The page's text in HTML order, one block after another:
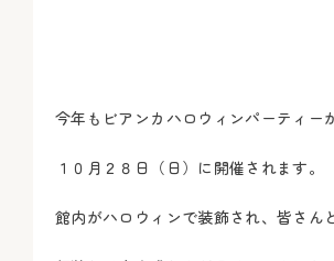
今年もビアンカハロウィンパーティー
１０月２８日（日）に開催されます。
館内がハロウィンで装飾され、皆さん